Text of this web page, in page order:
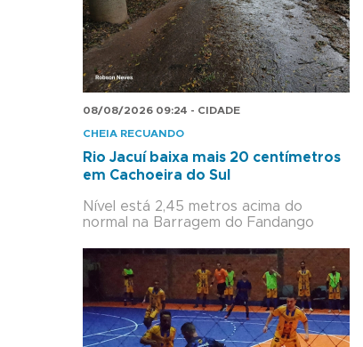
08/08/2026 09:24 - CIDADE
CHEIA RECUANDO
Rio Jacuí baixa mais 20 centímetros
em Cachoeira do Sul
Nível está 2,45 metros acima do
normal na Barragem do Fandango